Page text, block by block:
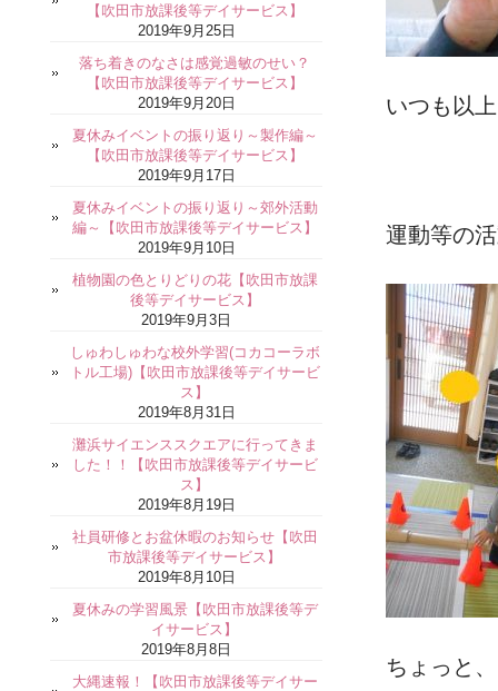
いつも以
運動等の
ちょっと
【吹田市放課後等デイサービス】
2019年9月25日
落ち着きのなさは感覚過敏のせい？
【吹田市放課後等デイサービス】
2019年9月20日
夏休みイベントの振り返り～製作編～
【吹田市放課後等デイサービス】
2019年9月17日
夏休みイベントの振り返り～郊外活動
編～【吹田市放課後等デイサービス】
2019年9月10日
植物園の色とりどりの花【吹田市放課
後等デイサービス】
2019年9月3日
しゅわしゅわな校外学習(コカコーラボ
トル工場)【吹田市放課後等デイサービ
ス】
2019年8月31日
灘浜サイエンススクエアに行ってきま
した！！【吹田市放課後等デイサービ
ス】
2019年8月19日
社員研修とお盆休暇のお知らせ【吹田
市放課後等デイサービス】
2019年8月10日
夏休みの学習風景【吹田市放課後等デ
イサービス】
2019年8月8日
大縄速報！【吹田市放課後等デイサー